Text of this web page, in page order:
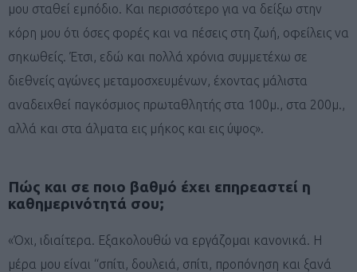
μου σταθεί εμπόδιο. Και περισσότερο για να δείξω στην
κόρη μου ότι όσες φορές και να πέσεις στη ζωή, οφείλεις να
σηκωθείς. Έτσι, εδώ και πολλά χρόνια συμμετέχω σε
διεθνείς αγώνες μεταμοσχευμένων, έχοντας μάλιστα
αναδειχθεί παγκόσμιος πρωταθλητής στα 100μ., στα 200μ.,
αλλά και στα άλματα εις μήκος και εις ύψος».
Πώς και σε ποιο βαθμό έχει επηρεαστεί η
καθημερινότητά σου;
«Όχι, ιδιαίτερα. Εξακολουθώ να εργάζομαι κανονικά. Η
μέρα μου είναι ‘‘σπίτι, δουλειά, σπίτι, προπόνηση και ξανά